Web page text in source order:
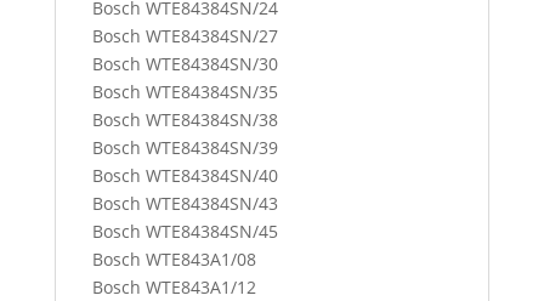
Bosch WTE84384SN/24
Bosch WTE84384SN/27
Bosch WTE84384SN/30
Bosch WTE84384SN/35
Bosch WTE84384SN/38
Bosch WTE84384SN/39
Bosch WTE84384SN/40
Bosch WTE84384SN/43
Bosch WTE84384SN/45
Bosch WTE843A1/08
Bosch WTE843A1/12